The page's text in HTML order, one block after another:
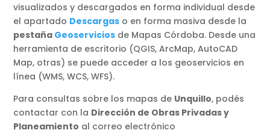
visualizados y descargados en forma individual desde
el apartado Descargas o en forma masiva desde la
pestaña Geoservicios de Mapas Córdoba. Desde una
herramienta de escritorio (QGIS, ArcMap, AutoCAD
Map, otras) se puede acceder a los geoservicios en
línea (WMS, WCS, WFS).
Para consultas sobre los mapas de Unquillo, podés
contactar con la Dirección de Obras Privadas y
Planeamiento al correo electrónico